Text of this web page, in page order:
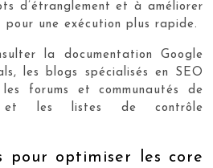
d’étranglement et à améliorer
une exécution plus rapide.
la documentation Google
les blogs spécialisés en SEO
forums et communautés de
et les listes de contrôle
pour optimiser les core